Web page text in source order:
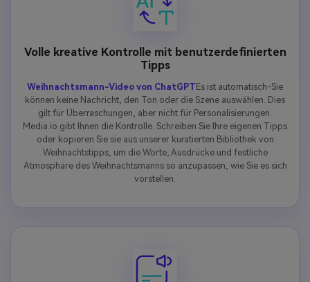
Volle kreative Kontrolle mit benutzerdefinierten
Tipps
Weihnachtsmann-Video von ChatGPT Es ist automatisch-Sie
können keine Nachricht, den Ton oder die Szene auswählen. Dies
gilt für Überraschungen, aber nicht für Personalisierungen.
Media.io gibt Ihnen die Kontrolle. Schreiben Sie Ihre eigenen Tipps
oder kopieren Sie sie aus unserer kuratierten Bibliothek von
Weihnachtstipps, um die Worte, Ausdrücke und festliche
Atmosphäre des Weihnachtsmanns so anzupassen, wie Sie es sich
vorstellen.